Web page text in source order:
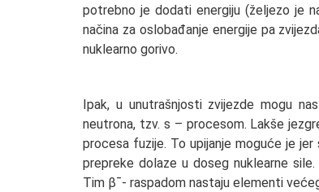
potrebno je dodati energiju (željezo je
načina za oslobađanje energije pa
nuklearno gorivo.
Ipak, u unutrašnjosti zvijezde mogu
neutrona, tzv. s – procesom. Lakše
procesa fuzije. To upijanje moguće je
prepreke dolaze u doseg nuklearne
Tim βˉ- raspadom nastaju elementi